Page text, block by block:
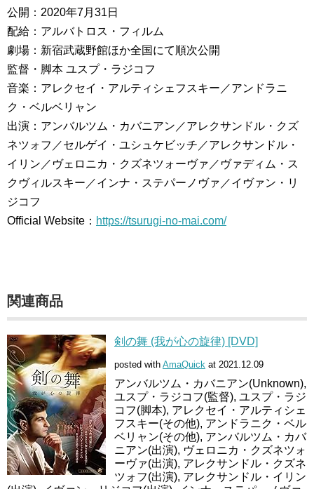
公開：2020年7月31日
配給：アルバトロス・フィルム
劇場：新宿武蔵野館ほか全国にて順次公開
監督・脚本 ユスプ・ラジコフ
音楽：アレクセイ・アルティシェフスキー／アンドラニ
ク・ベルベリャン
出演：アンバルツム・カバニアン／アレクサンドル・クズ
ネツォフ／セルゲイ・ユシュケビッチ／アレクサンドル・
イリン／ヴェロニカ・クズネツォーヴァ／ヴァディム・ス
クヴィルスキー／インナ・ステパーノヴァ／イヴァン・リ
ジコフ
Official Website： https://tsurugi-no-mai.com/
関連商品
剣の舞 (我が心の旋律) [DVD]
posted with AmaQuick at 2021.12.09
アンバルツム・カバニアン(Unknown),
ユスプ・ラジコフ(監督), ユスプ・ラジ
コフ(脚本), アレクセイ・アルティシェ
フスキー(その他), アンドラニク・ベル
ベリャン(その他), アンバルツム・カバ
ニアン(出演), ヴェロニカ・クズネツォ
ーヴァ(出演), アレクサンドル・クズネ
ツォフ(出演), アレクサンドル・イリン